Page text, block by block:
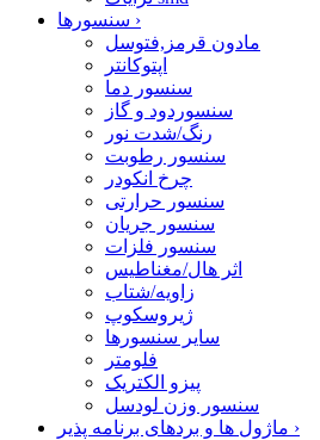
›
مادون قرمز,فتوسل
اپتوکانتر
سنسور دما
سنسوردود و گاز
رنگ/شدت نور
سنسور رطوبت
چرخ انکودر
سنسور حرارتی
سنسور جریان
سنسور فلزات
اثر هال/مغناطیس
زاویه/شتاب
ژیروسکوپ
سایر سنسورها
فلومتر
پیزو الکتریک
سنسور وزن لودسل
›